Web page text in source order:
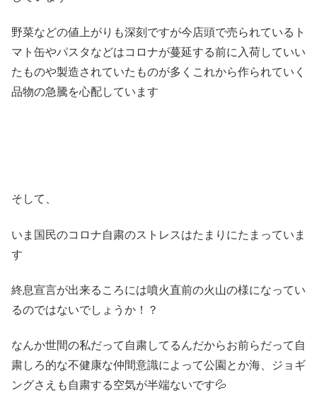
野菜などの値上がりも深刻ですが今店頭で売られているト
マト缶やパスタなどはコロナが蔓延する前に入荷していい
たものや製造されていたものが多くこれから作られていく
品物の急騰を心配しています
そして、
いま国民のコロナ自粛のストレスはたまりにたまっていま
す
終息宣言が出来るころには噴火直前の火山の様になってい
るのではないでしょうか！？
なんか世間の私だって自粛してるんだからお前らだって自
粛しろ的な不健康な仲間意識によって公園とか海、ジョギ
ングさえも自粛する空気が半端ないです💦